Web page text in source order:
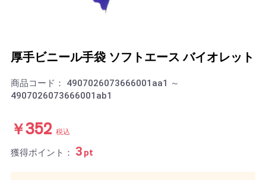
厚手ビニール手袋 ソフトエース バイオレット
商品コード： 4907026073666001aa1 ～
4907026073666001ab1
￥352 税込
獲得ポイント： 3 pt